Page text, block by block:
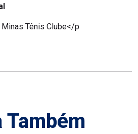
Tênis Clube</p
Também